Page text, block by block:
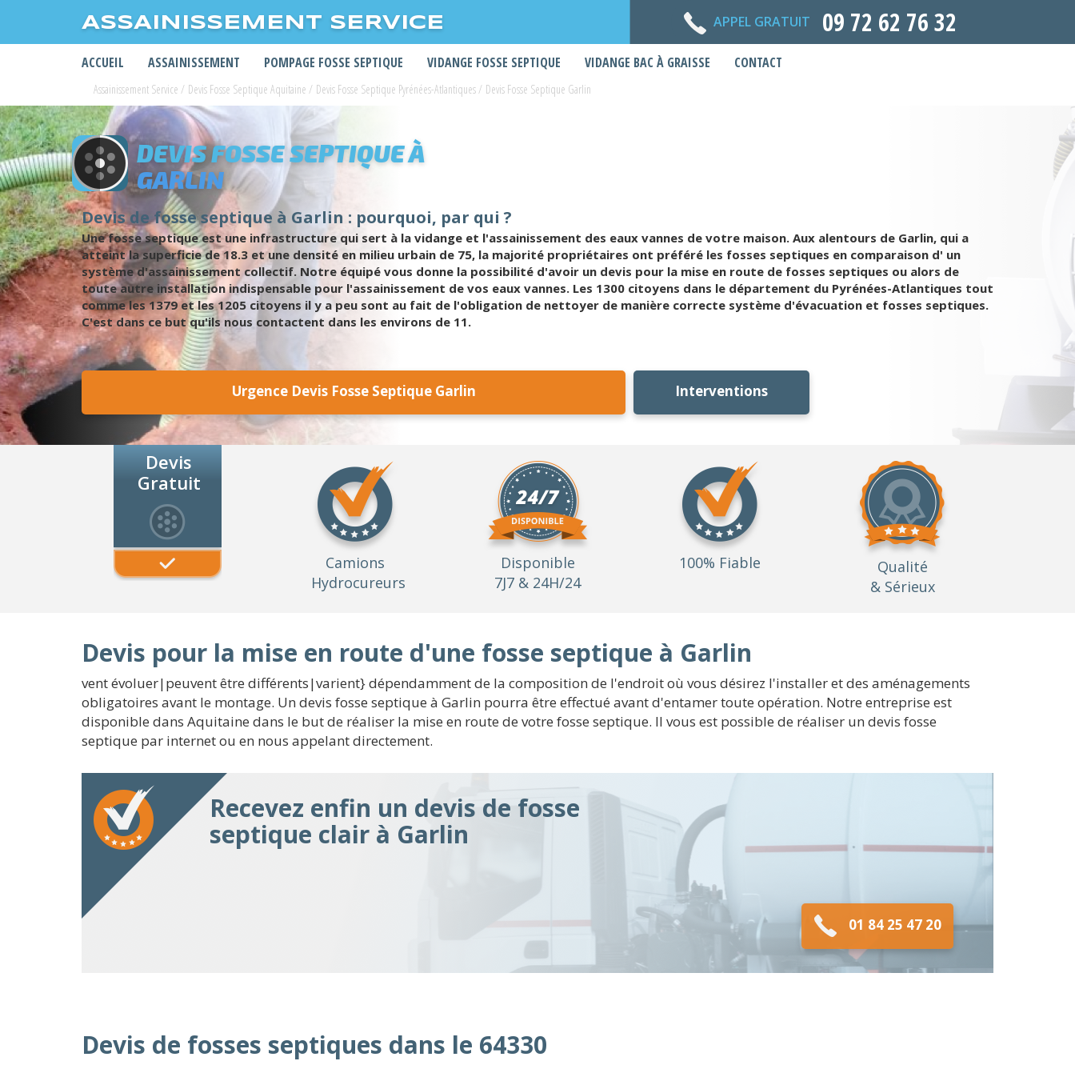
ASSAINISSEMENT SERVICE APPEL GRATUIT 09 72 62 76 32
ACCUEIL ASSAINISSEMENT POMPAGE FOSSE SEPTIQUE VIDANGE FOSSE SEPTIQUE VIDANGE BAC À GRAISSE CONTACT
Assainissement Service / Devis Fosse Septique Aquitaine / Devis Fosse Septique Pyrénées-Atlantiques/ Devis Fosse Septique Garlin
DEVIS FOSSE SEPTIQUE À
GARLIN
Devis de fosse septique à Garlin : pourquoi, par qui ?
Une fosse septique est une infrastructure qui sert à la vidange et l'assainissement des eaux vannes de votre maison. Aux alentours de Garlin, qui a
atteint la superficie de 18.3 et une densité en milieu urbain de 75, la majorité propriétaires ont préféré les fosses septiques en comparaison d' un
système d'assainissement collectif. Notre équipé vous donne la possibilité d'avoir un devis pour la mise en route de fosses septiques ou alors de
toute autre installation indispensable pour l'assainissement de vos eaux vannes. Les 1300 citoyens dans le département du Pyrénées-Atlantiques tout
comme les 1379 et les 1205 citoyens il y a peu sont au fait de l'obligation de nettoyer de manière correcte système d'évacuation et fosses septiques.
C'est dans ce but qu'ils nous contactent dans les environs de 11.
Urgence Devis Fosse Septique Garlin Interventions
Devis
Gratuit
Camions
Hydrocureurs
Disponible
7J7 & 24H/24
100% Fiable
Qualité
& Sérieux
Devis pour la mise en route d'une fosse septique à Garlin
vent évoluer|peuvent être différents|varient} dépendamment de la composition de l'endroit où vous désirez l'installer et des aménagements
obligatoires avant le montage. Un devis fosse septique à Garlin pourra être effectué avant d'entamer toute opération. Notre entreprise est
disponible dans Aquitaine dans le but de réaliser la mise en route de votre fosse septique. Il vous est possible de réaliser un devis fosse
septique par internet ou en nous appelant directement.
Recevez enfin un devis de fosse
septique clair à Garlin
01 84 25 47 20
Devis de fosses septiques dans le 64330